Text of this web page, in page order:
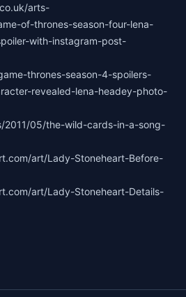
arts-
of-thrones-season-four-lena-
with-instagram-post-
thrones-season-4-spoilers-
revealed-lena-headey-photo-
2011/05/the-wild-cards-in-a-song-
art/Lady-Stoneheart-Before-
art/Lady-Stoneheart-Details-